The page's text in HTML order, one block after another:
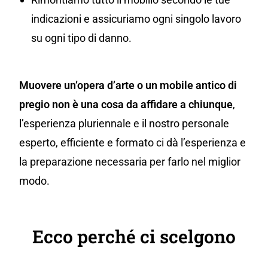
indicazioni e assicuriamo ogni singolo lavoro
su ogni tipo di danno.
Muovere un’opera d’arte o un mobile antico di
pregio non è una cosa da affidare a chiunque,
l’esperienza pluriennale e il nostro personale
esperto, efficiente e formato ci dà l’esperienza e
la preparazione necessaria per farlo nel miglior
modo.
Ecco perché ci scelgono